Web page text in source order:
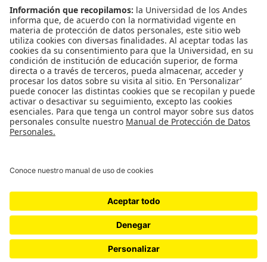
Emergencias: Extensión 0000
Eventos destacados
Mapa del Sitio
Multimedia
Noticias
Preguntas frecuentes
Póliza estudiantil Uniandina
Reconocimiento como Universidad: Decreto 1297 del 30 de mayo de 1964.
Reconocimiento personería jurídica: Resolución 28 del 23 de febrero de 1949